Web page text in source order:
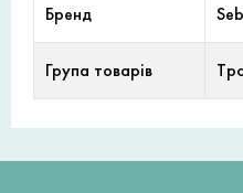
Бренд
Група товарів